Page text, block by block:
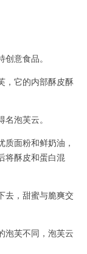
意食品。
它的内部酥皮酥
泡芙云。
面粉和鲜奶油，
将酥皮和蛋白混
，甜蜜与脆爽交
芙不同，泡芙云